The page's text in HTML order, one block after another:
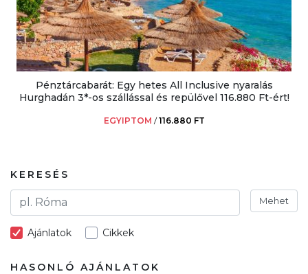
Pénztárcabarát: Egy hetes All Inclusive nyaralás
Hurghadán 3*-os szállással és repülővel 116.880 Ft-ért!
EGYIPTOM /116.880 FT
KERESÉS
Mehet
Ajánlatok Cikkek
HASONLÓ AJÁNLATOK